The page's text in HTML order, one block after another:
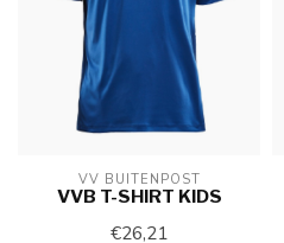
VV BUITENPOST
VVB T-SHIRT KIDS
€26,21